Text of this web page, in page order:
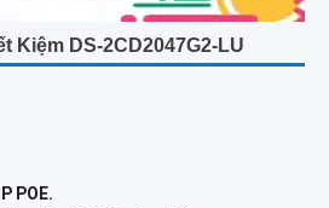
Kiệm DS-2CD2047G2-LU
IP POE.